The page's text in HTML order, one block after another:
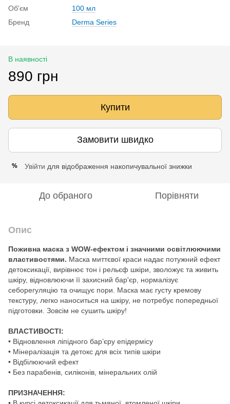
Об'єм
100 мл
Бренд
Derma Series
В наявності
890 грн
Купити
Замовити швидко
% Увійти для відображення накопичувальної знижки
До обраного Порівняти
Опис
Поживна маска з WOW-ефектом і значними освітлюючими
властивостями. Маска миттєвої краси надає потужний ефект
детоксикації, вирівнює тон і рельєф шкіри, зволожує та живить
шкіру, відновлюючи її захисний бар'єр, нормалізує
себорегуляцію та очищує пори. Маска має густу кремову
текстуру, легко наноситься на шкіру, не потребує попередньої
підготовки. Зовсім не сушить шкіру!
ВЛАСТИВОСТІ:
• Відновлення ліпідного бар’єру епідермісу
• Мінералiзація та детокс для всіх типів шкіри
• Відбілюючий ефект
• Без парабенів, силіконів, мінеральних олій
ПРИЗНАЧЕННЯ: